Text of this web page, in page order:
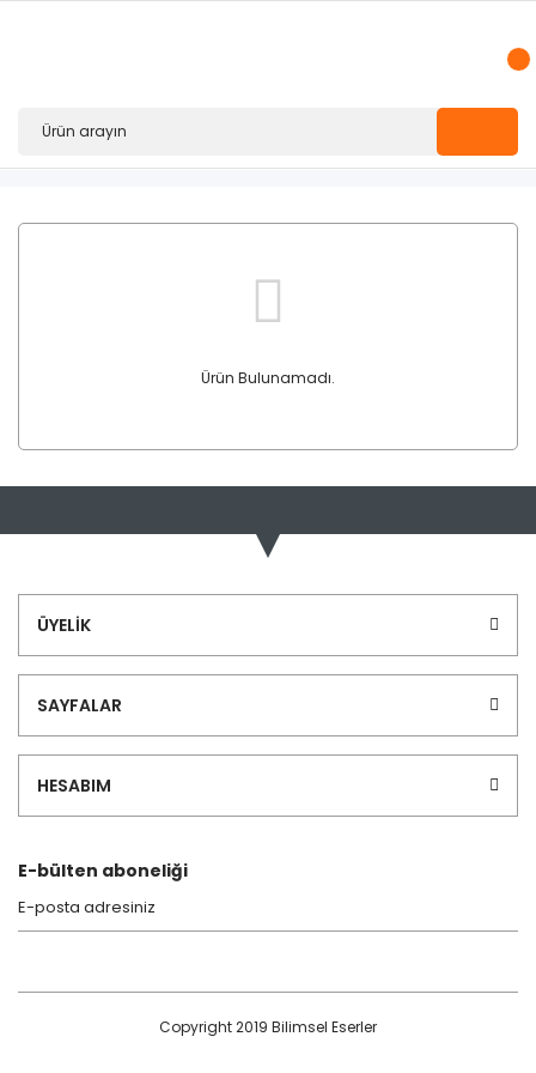
Ürün Bulunamadı.
ÜYELİK
SAYFALAR
HESABIM
E-bülten aboneliği
Copyright 2019 Bilimsel Eserler